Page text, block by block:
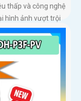
thấp và công nghệ
hình ảnh vượt trội